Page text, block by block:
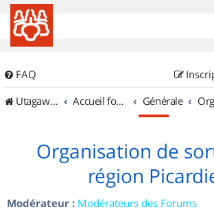
FAQ
UtagawaVTT (Randos VTT et VTTAE avec traces GPS)
Accueil forum Générale
Organisation de
région
Modérateur : Modérateurs des Forums